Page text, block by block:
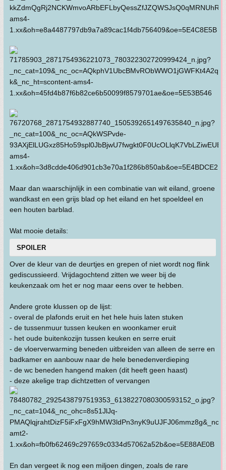
Maar dan waarschijnlijk in een combinatie van wit eiland, groene
wandkast en een grijs blad op het eiland en het spoeldeel en
een houten barblad.
Wat mooie details:
SPOILER
Over de kleur van de deurtjes en grepen of niet wordt nog flink
gediscussieerd. Vrijdagochtend zitten we weer bij de
keukenzaak om het er nog maar eens over te hebben.
Andere grote klussen op de lijst:
- overal de plafonds eruit en het hele huis laten stuken
- de tussenmuur tussen keuken en woonkamer eruit
- het oude buitenkozijn tussen keuken en serre eruit
- de vloerverwarming beneden uitbreiden van alleen de serre en
badkamer en aanbouw naar de hele benedenverdieping
- de wc beneden hangend maken (dit heeft geen haast)
- deze akelige trap dichtzetten of vervangen
En dan vergeet ik nog een miljoen dingen, zoals de rare